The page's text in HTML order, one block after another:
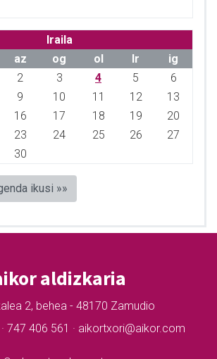
Iraila
az og ol lr
ig
2 3 4 5
6
9 10 11 12
13
16 17 18 19
20
23 24 25 26
27
30
ikusi »»
aldizkaria
2, behea - 48170 Zamudio
747 406 561 · aikortxori@aikor.com